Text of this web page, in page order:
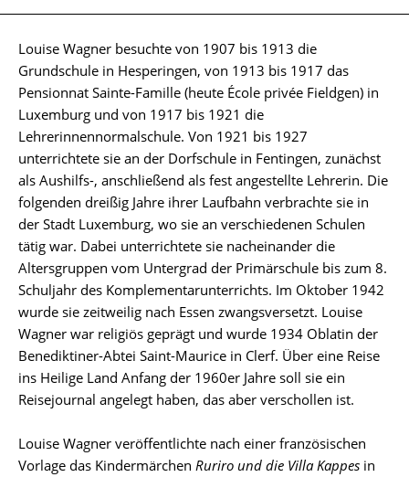
Biographie
Louise Wagner besuchte von 1907 bis 1913 die
Grundschule in Hesperingen, von 1913 bis 1917 das
Pensionnat Sainte-Famille (heute École privée Fieldgen) in
Luxemburg und von 1917 bis 1921 die
Lehrerinnennormalschule. Von 1921 bis 1927
unterrichtete sie an der Dorfschule in Fentingen, zunächst
als Aushilfs-, anschließend als fest angestellte Lehrerin. Die
folgenden dreißig Jahre ihrer Laufbahn verbrachte sie in
der Stadt Luxemburg, wo sie an verschiedenen Schulen
tätig war. Dabei unterrichtete sie nacheinander die
Altersgruppen vom Untergrad der Primärschule bis zum 8.
Schuljahr des Komplementarunterrichts. Im Oktober 1942
wurde sie zeitweilig nach Essen zwangsversetzt. Louise
Wagner war religiös geprägt und wurde 1934 Oblatin der
Benediktiner-Abtei Saint-Maurice in Clerf. Über eine Reise
ins Heilige Land Anfang der 1960er Jahre soll sie ein
Reisejournal angelegt haben, das aber verschollen ist.
Louise Wagner veröffentlichte nach einer französischen
Vorlage das Kindermärchen Ruriro und die Villa Kappes in